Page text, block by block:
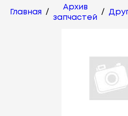
Главная /
Архив
запчастей
/